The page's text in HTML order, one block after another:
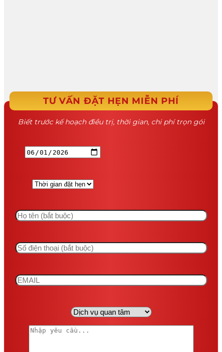
TƯ VẤN ĐẶT HẸN MIỄN PHÍ
Biết trước kế hoạch điều trị, thời gian, chi phí trọn gói